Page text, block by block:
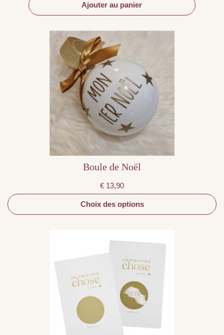
Ajouter au panier
Boule de Noël
€ 13,90
Choix des options
a
plusieurs
variations.
Les
options
peuvent
être
choisies
sur
la
page
du
produit
produit
variations.
peuvent
être
choisies